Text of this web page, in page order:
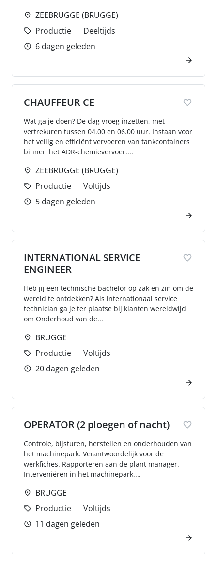
ZEEBRUGGE (BRUGGE)
Productie
Deeltijds
6 dagen geleden
CHAUFFEUR CE
Wat ga je doen? De dag vroeg inzetten, met
vertrekuren tussen 04.00 en 06.00 uur. Instaan voor
het veilig en efficiënt vervoeren van tankcontainers
binnen het ADR-chemievervoer....
ZEEBRUGGE (BRUGGE)
Productie
Voltijds
5 dagen geleden
INTERNATIONAL SERVICE
ENGINEER
Heb jij een technische bachelor op zak en zin om de
wereld te ontdekken? Als internationaal service
technician ga je ter plaatse bij klanten wereldwijd
om Onderhoud van de...
BRUGGE
Productie
Voltijds
20 dagen geleden
OPERATOR (2 ploegen of nacht)
Controle, bijsturen, herstellen en onderhouden van
het machinepark. Verantwoordelijk voor de
werkfiches. Rapporteren aan de plant manager.
Interveniëren in het machinepark....
BRUGGE
Productie
Voltijds
11 dagen geleden